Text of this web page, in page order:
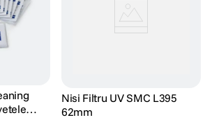
Nisi Filtru UV SMC L395
62mm